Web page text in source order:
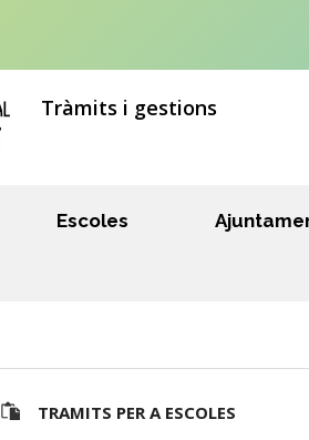
Tràmits i gestions
Escoles
TRAMITS PER A ESCOLES